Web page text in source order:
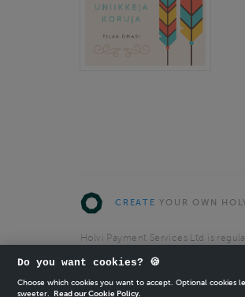
CREATE YOUR OWN
Holvi Payment Services Ltd is
Do you want cookies? 🍪
Choose which cookies you want to accept. Optional cookies
sweeter.
Read our Cookie Policy.